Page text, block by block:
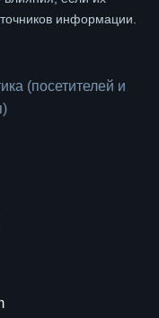
информации.